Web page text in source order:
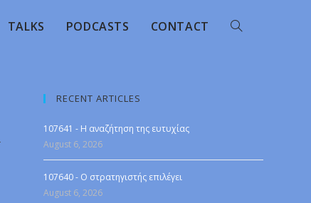
TALKS PODCASTS CONTACT
RECENT ARTICLES
107641 - Η αναζήτηση της ευτυχίας
August 6, 2026
107640 - Ο στρατηγιστής επιλέγει
August 6, 2026